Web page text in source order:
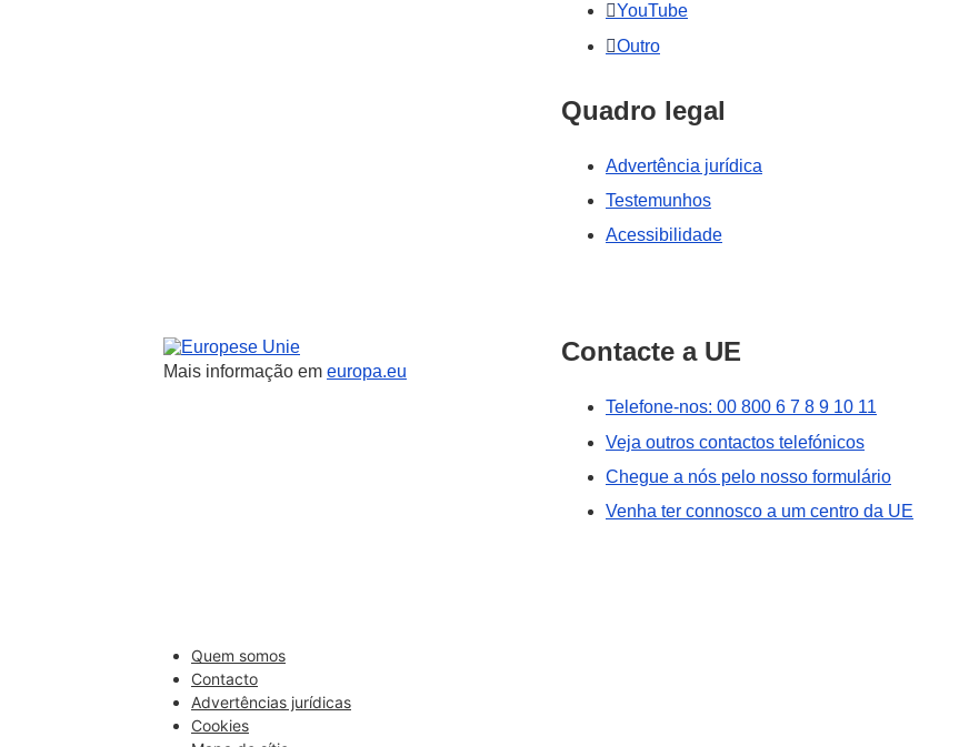
YouTube
Outro
Quadro legal
Advertência jurídica
Testemunhos
Acessibilidade
União Europeia
Mais informação em europa.eu
Contacte a UE
Telefone-nos: 00 800 6 7 8 9 10 11
Veja outros contactos telefónicos
Chegue a nós pelo nosso formulário
Venha ter connosco a um centro da UE
Quem somos
Contacto
Advertências jurídicas
Cookies